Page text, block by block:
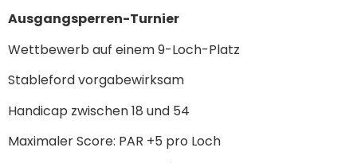
Ausgangsperren-Turnier
Wettbewerb auf einem 9-Loch-Platz
Stableford vorgabewirksam
Handicap zwischen 18 und 54
Maximaler Score: PAR +5 pro Loch